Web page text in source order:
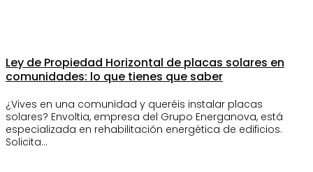
Ley de Propiedad Horizontal de placas solares en
comunidades: lo que tienes que saber
¿Vives en una comunidad y queréis instalar placas
solares? Envoltia, empresa del Grupo Energanova, está
especializada en rehabilitación energética de edificios.
Solicita…